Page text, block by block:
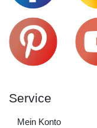
Service
Mein Konto